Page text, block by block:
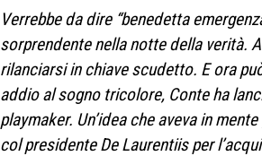
Verrebbe da dire “benedetta
sorprendente nella notte della verità.
rilanciarsi in chiave scudetto. E ora
addio al sogno tricolore, Conte ha
playmaker. Un’idea che aveva in
col presidente De Laurentiis per